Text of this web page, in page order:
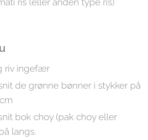
riv ingefær
de grønne bønner i stykker på
bok choy (pak choy eller
langs.